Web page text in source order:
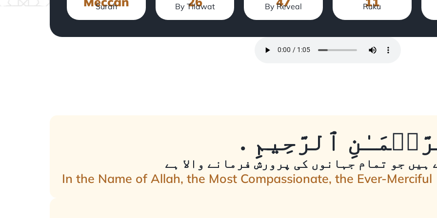
Surah By Tilawat By Reveal Ruku
ٱلرَّحِيمِِ
جو تمام جہانوں کی پرورش فرمانے والا ہے
In the Name of Allah, the Most Compassionate, the Ever-Merciful